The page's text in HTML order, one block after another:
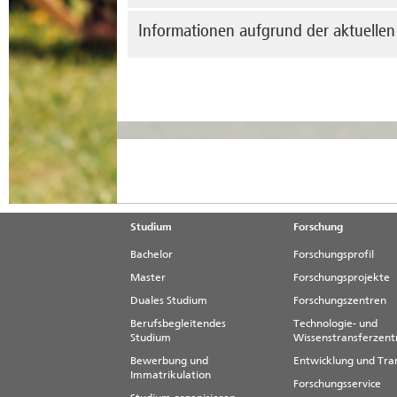
Rehabilitationspsychologie Bachelor
Informationen aufgrund der
mehr erfahren
Studium
Bachelor
Master
Duales Studium
Berufsbegleitendes
Studium
Bewerbung und
Immatrikulation
Forschung
Forschungsprofil
Forschungsprojekte
Forschungszentren
Technologie- und
Entwicklung und
Forschungsservice